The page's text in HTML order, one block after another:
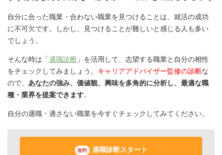
自分に合った職業・合わない職業を見つけることは、就活の成功
に不可欠です。しかし、見つけることが難しいと感じる人も多い
でしょう。
そんな時は「適職診断 」を活用して、志望する職業と自分の相性
をチェックしてみましょう。 キャリアアドバイザー監修の診断な
ので、 あなたの強み、価値観、興味を多角的に分析し、最適な職
種・業界を提案できます。
自分の適職・適さない職業を今すぐチェックしてみてください。
無料 適職診断スタート